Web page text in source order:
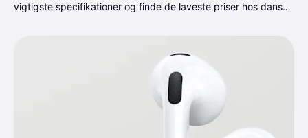
vigtigste specifikationer og finde de laveste priser hos danske